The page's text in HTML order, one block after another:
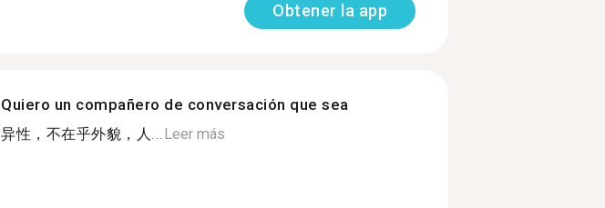
Obtener la app
Quiero un compañero de conversación que sea
异性，不在乎外貌，人...Leer más